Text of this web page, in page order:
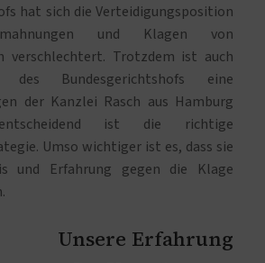
hat sich die Verteidigungsposition
und Klagen von
verschlechtert. Trotzdem ist auch
Bundesgerichtshofs eine
der Kanzlei Rasch aus Hamburg
ist die richtige
Umso wichtiger ist es, dass sie
und Erfahrung gegen die Klage
Unsere Erfahrung